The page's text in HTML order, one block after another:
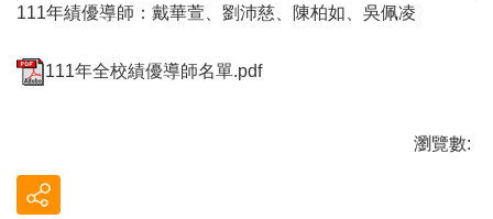
111年績優導師：戴華萱、劉沛慈、陳柏如、吳佩凌
111年全校績優導師名單.pdf
瀏覽數: